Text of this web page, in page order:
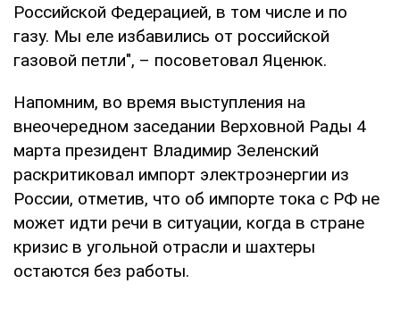
Российской Федерацией, в том числе и по
газу. Мы еле избавились от российской
газовой петли", – посоветовал Яценюк.
Напомним, во время выступления на
внеочередном заседании Верховной Рады 4
марта президент Владимир Зеленский
раскритиковал импорт электроэнергии из
России, отметив, что об импорте тока с РФ не
может идти речи в ситуации, когда в стране
кризис в угольной отрасли и шахтеры
остаются без работы.